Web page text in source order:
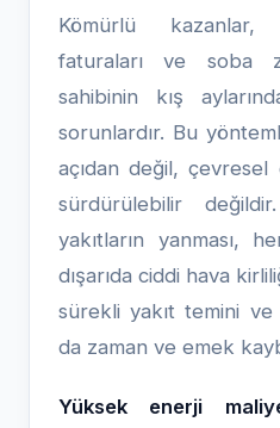
Kömürlü kazanlar,
faturaları ve soba
sahibinin kış
sorunlardır. Bu
açıdan değil,
sürdürülebilir
yakıtların yanması,
dışarıda ciddi hava
sürekli yakıt temini
da zaman ve emek
Yüksek enerji